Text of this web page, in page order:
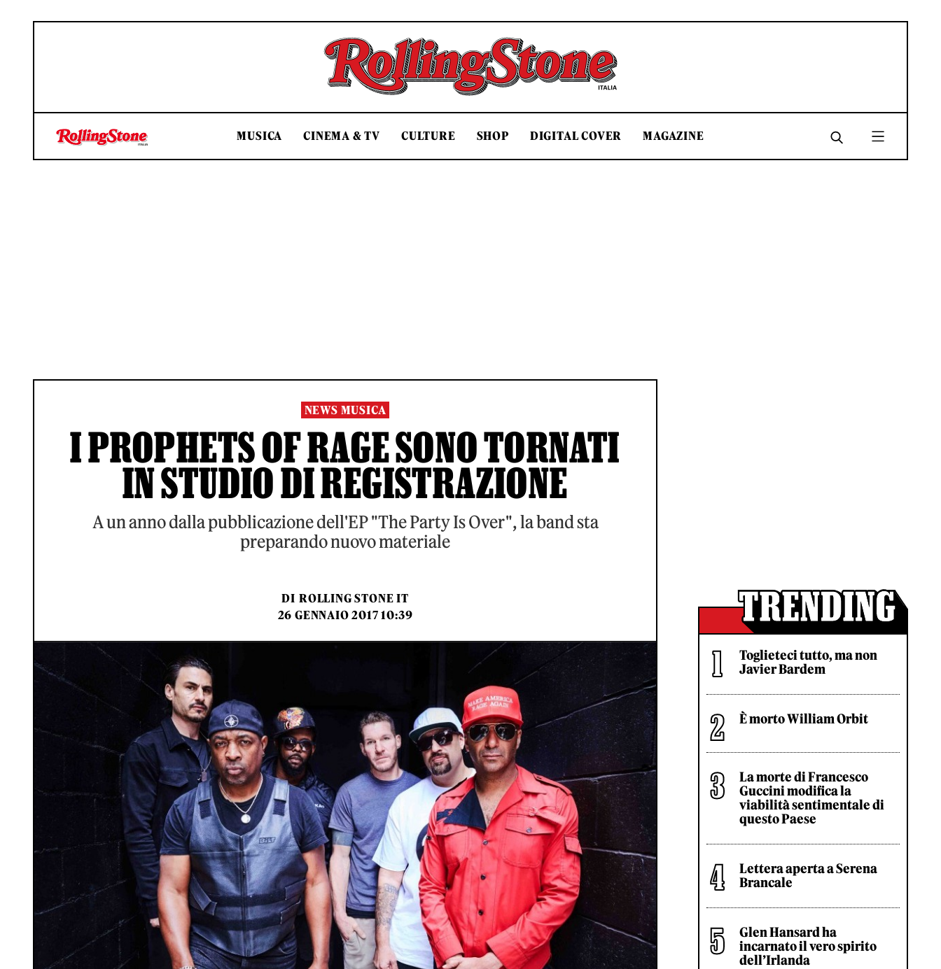
Rolling Stone Italia
MUSICA CINEMA & TV CULTURE SHOP DIGITAL COVER MAGAZINE
NEWS MUSICA
I PROPHETS OF RAGE SONO TORNATI
IN STUDIO DI REGISTRAZIONE
A un anno dalla pubblicazione dell'EP "The Party Is Over", la band sta
preparando nuovo materiale
DI ROLLING STONE IT
26 GENNAIO 2017 10:39
Toglieteci tutto, ma non
Javier Bardem
È morto William Orbit
La morte di Francesco
Guccini modifica la
viabilità sentimentale di
questo Paese
Lettera aperta a Serena
Brancale
Glen Hansard ha
incarnato il vero spirito
dell’Irlanda